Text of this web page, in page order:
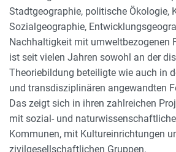
Stadtgeographie, politische Ökologie,
Sozialgeographie,
Nachhaltigkeit mit umweltbezogenen
ist seit vielen Jahren sowohl an der
Theoriebildung beteiligte wie auch in
und transdisziplinären angewandten
Das zeigt sich in ihren zahlreichen
mit sozial- und
Kommunen, mit Kultureinrichtungen
zivilgesellschaftlichen Gruppen.